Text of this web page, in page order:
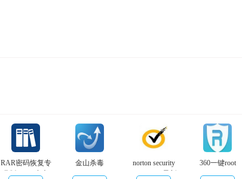
RAR密码恢复专
业版v1.1.0中文
金山杀毒
v11.2021.111.15
norton security
v22.9.0.71 最新
360一键root
v5.3.7.0